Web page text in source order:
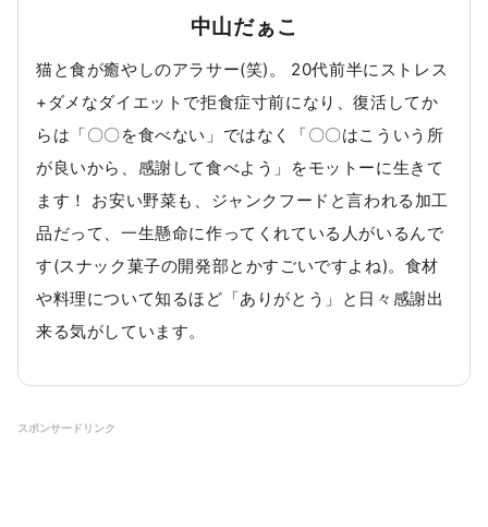
中山だぁこ
猫と食が癒やしのアラサー(笑)。 20代前半にストレス
+ダメなダイエットで拒食症寸前になり、復活してか
らは「〇〇を食べない」ではなく「〇〇はこういう所
が良いから、感謝して食べよう」をモットーに生きて
ます！ お安い野菜も、ジャンクフードと言われる加工
品だって、一生懸命に作ってくれている人がいるんで
す(スナック菓子の開発部とかすごいですよね)。食材
や料理について知るほど「ありがとう」と日々感謝出
来る気がしています。
スポンサードリンク